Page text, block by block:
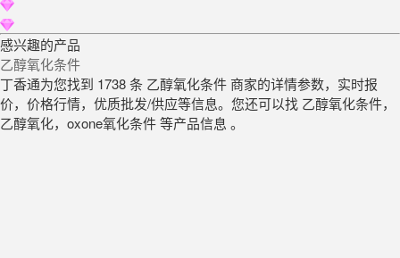
感兴趣的产品
乙醇氧化条件
丁香通为您找到 1738 条 乙醇氧化条件 商家的详情参数，实时报
价，价格行情，优质批发/供应等信息。您还可以找 乙醇氧化条件，
乙醇氧化，oxone氧化条件 等产品信息 。